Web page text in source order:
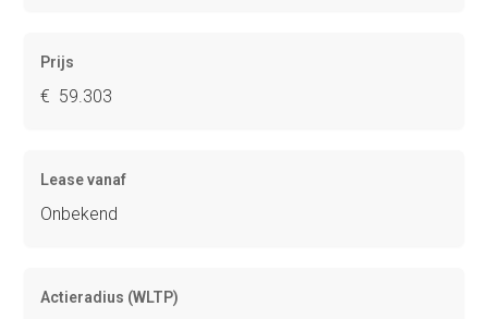
Prijs
€ 59.303
Lease vanaf
Onbekend
Actieradius (WLTP)